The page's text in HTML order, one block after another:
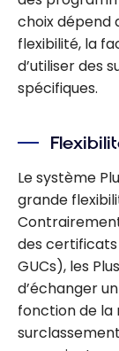
choix dépend
flexibilité, la
d’utiliser des
spécifiques.
Le système
grande
des certificats
GUCs), les
d’échanger
fonction de la